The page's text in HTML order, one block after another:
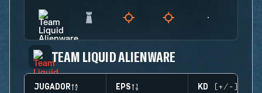
TEAM LIQUID ALIENWARE
JUGADOR EPS KD (+/-)